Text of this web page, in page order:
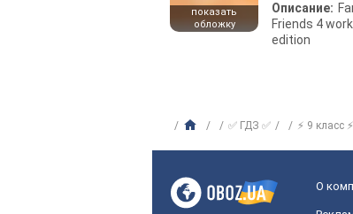
показать
обложку
Описание:
Friends 4
edition
✅ ГДЗ ✅ ⚡ 9 класс ⚡
О